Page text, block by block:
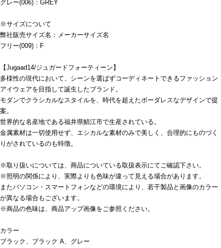
グレー(006)：GREY
※サイズについて
弊社販売サイズ名：メーカーサイズ名
フリー(009)：F
【Jugaad14/ジュガードフォーティーン】
多様性の現代において、シーンを選ばずコーディネートできるファッション
アイウェアを目指して誕生したブランド。
モダンでクラシカルなスタイルを、時代を超えたボーダレスなデザインで提
案。
世界的な名産地である福井県鯖江市で生産されている。
金属素材は一切使用せず、エシカルな素材のみで美しく、合理的にものづく
りがされているのも特徴。
※取り扱いについては、商品についている取扱表示にてご確認下さい。
※照明の関係により、実際よりも色味が違って見える場合があります。
またパソコン・スマートフォンなどの環境により、若干製品と画像のカラー
が異なる場合もございます。
※商品の色味は、商品アップ画像をご参照ください。
カラー
ブラック、ブラック A、グレー